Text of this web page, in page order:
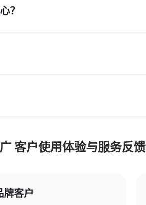
？
广 客户使用体验与服务反馈
牌客户